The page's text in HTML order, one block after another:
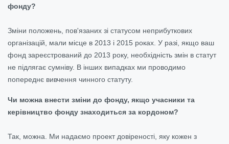
фонду?
Зміни положень, пов'язаних зі статусом неприбуткових
організацій, мали місце в 2013 і 2015 роках. У разі, якщо ваш
фонд зареєстрований до 2013 року, необхідність змін в статут
не підлягає сумніву. В інших випадках ми проводимо
попереднє вивчення чинного статуту.
Чи можна внести зміни до фонду, якщо учасники та
керівництво фонду знаходиться за кордоном?
Так, можна. Ми надаємо проект довіреності, яку кожен з